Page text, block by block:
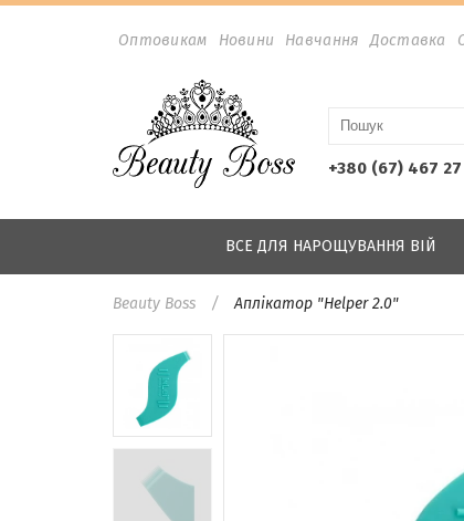
Оптовикам Новини Навчання Доставка
+380 (67) 467 27
ВСЕ ДЛЯ НАРОЩУВАННЯ ВІЙ
Beauty Boss Аплікатор "Helper 2.0"